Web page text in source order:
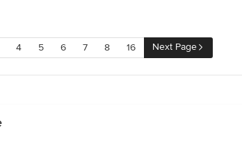
4 5 6 7 8 16 Next Page